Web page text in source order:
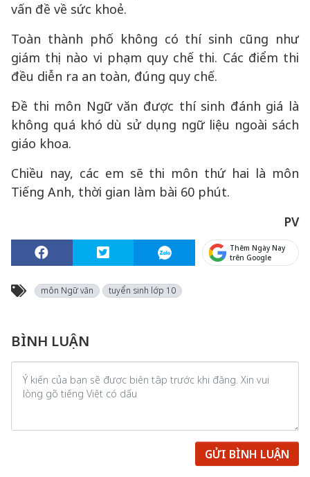
vấn đề về sức khoẻ.
Toàn thành phố không có thí sinh cũng như
giám thị nào vi phạm quy chế thi. Các điểm thi
đều diễn ra an toàn, đúng quy chế.
Đề thi môn Ngữ văn được thí sinh đánh giá là
không quá khó dù sử dụng ngữ liệu ngoài sách
giáo khoa.
Chiều nay, các em sẽ thi môn thứ hai là môn
Tiếng Anh, thời gian làm bài 60 phút.
PV
Thêm Ngày Nay
trên Google
môn Ngữ văn tuyển sinh lớp 10
BÌNH LUẬN
GỬI BÌNH LUẬN